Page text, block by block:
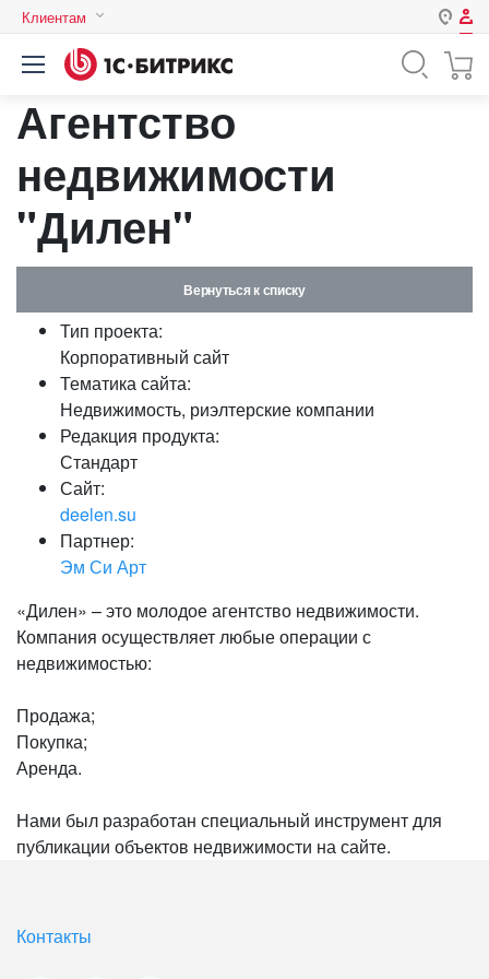
Клиентам
Авторизация
Логин
Запомнить меня на этом
Забыли свой пароль?
Агентство
недвижимости
"Дилен"
Вернуться к списку
Тип проекта:
Корпоративный сайт
Тематика сайта:
Недвижимость, риэлтерские компании
Редакция продукта:
Стандарт
Сайт:
deelen.su
Партнер:
Эм Си Арт
«Дилен» – это молодое агентство недвижимости.
Компания осуществляет любые операции с
недвижимостью:
Продажа;
Покупка;
Аренда.
Нами был разработан специальный инструмент для
публикации объектов недвижимости на сайте.
Контакты